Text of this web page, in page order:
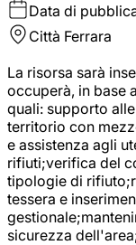
Data di
Città Ferrara
La risorsa sarà
occuperà, in base
quali: supporto
territorio con
e assistenza agli
rifiuti;verifica del
tipologie di
tessera e
sicurezza